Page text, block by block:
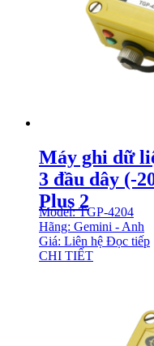
Máy ghi dữ
3 đầu dây (-
Plus 2
Model: TGP-4204
Hãng: Gemini - Anh
Giá: Liên hệ Đọc tiếp
CHI TIẾT